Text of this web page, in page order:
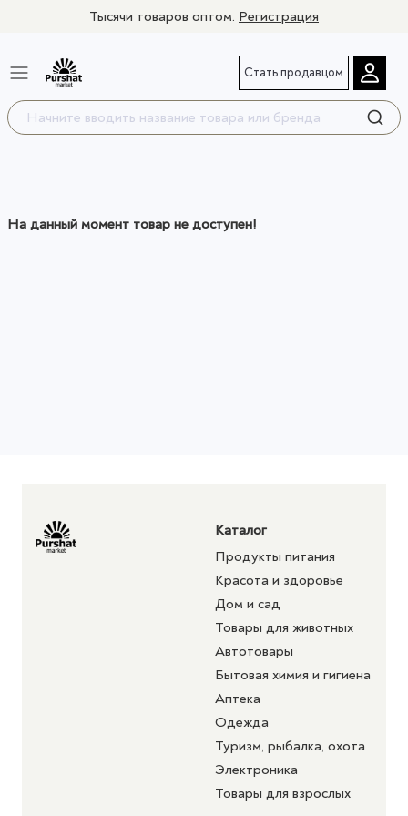
Тысячи товаров оптом. Регистрация
Стать продавцом
На данный момент товар не доступен!
Каталог
Продукты питания
Красота и здоровье
Дом и сад
Товары для животных
Автотовары
Бытовая химия и гигиена
Аптека
Одежда
Туризм, рыбалка, охота
Электроника
Товары для взрослых